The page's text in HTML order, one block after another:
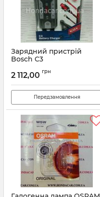
Зарядний пристрій
Bosch C3
2 112,00 грн
Передзамовлення